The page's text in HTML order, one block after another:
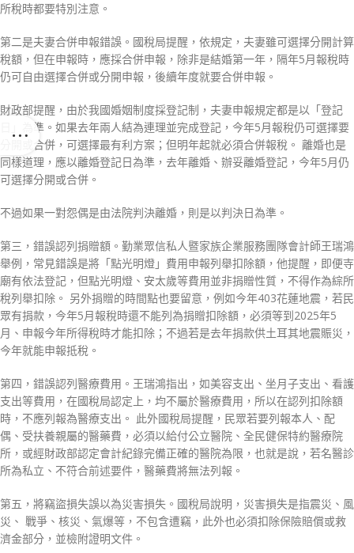
所稅時都要特別注意。
第二是夫妻合併申報錯誤。國稅局提醒，依規定，夫妻雖可選擇分開計算
稅額，但在申報時，應採合併申報，除非是結婚第一年，隔年5月報稅時
仍可自由選擇合併或分開申報，後續年度就要合併申報。
財政部提醒，由於我國婚姻制度採登記制，夫妻申報規定都是以「登記
日」為準。如果去年兩人結為連理並完成登記，今年5月報稅仍可選擇要
分開或合併，可選擇最有利方案；但明年起就必須合併報稅。 離婚也是
同樣道理，應以離婚登記日為準，去年離婚、辦妥離婚登記，今年5月仍
可選擇分開或合併。
不過如果一對怨偶是由法院判決離婚，則是以判決日為準。
第三，錯誤認列捐贈額。勤業眾信私人暨家族企業服務團隊會計師王瑞鴻
舉例，常見錯誤是將「點光明燈」費用申報列舉扣除額，他提醒，即便寺
廟有依法登記，但點光明燈、安太歲等費用並非捐贈性質，不得作為綜所
稅列舉扣除。 另外捐贈的時間點也要留意，例如今年403花蓮地震，若民
眾有捐款，今年5月報稅時還不能列為捐贈扣除額，必須等到2025年5
月、申報今年所得稅時才能扣除；不過若是去年捐款供土耳其地震賑災，
今年就能申報抵稅。
第四，錯誤認列醫療費用。王瑞鴻指出，如美容支出、坐月子支出、看護
支出等費用，在國稅局認定上，均不屬於醫療費用，所以在認列扣除額
時，不應列報為醫療支出。 此外國稅局提醒，民眾若要列報本人、配
偶、受扶養親屬的醫藥費，必須以給付公立醫院、全民健保特約醫療院
所，或經財政部認定會計紀錄完備正確的醫院為限，也就是說，若名醫診
所為私立、不符合前述要件，醫藥費將無法列報。
第五，將竊盜損失誤以為災害損失。國稅局說明，災害損失是指震災、風
災、 戰爭、核災、氣爆等，不包含遭竊，此外也必須扣除保險賠償或救
濟金部分，並檢附證明文件。